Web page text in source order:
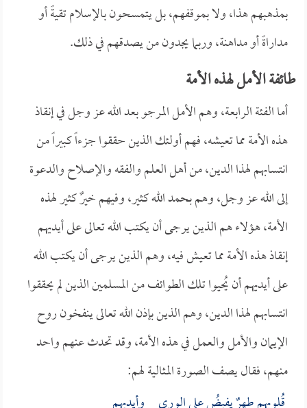
بمذهبهم هذا، ولا بموقفهم، بل يتمسحون بالإسلام تقيةً أو
مداراةً أو مداهنة، وربما يجدون من يصدقهم في ذلك.
طائفة الأمل لهذه الأمة
أما الفئة الرابعة، وهم الأمل المرجو بعد الله عز وجل في إنقاذ
هذه الأمة مما تعيشه، فهم أولئك الذين حققوا جزءاً كبيراً من
انتسابهم لهذا الدين، من أهل العلم والفقه والإصلاح والدعوة
إلى الله عز وجل، وهم بحمد الله كثير، وفيهم خيرٌ كثير لهذه
الأمة، هؤلاء هم الذين يرجى أن يكتب الله تعالى على أيديهم
إنقاذ هذه الأمة مما تعيش فيه، وهم الذين يرجى أن يكتب الله
على أيديهم أن يُحيوا تلك الطوائف من المسلمين الذين لم يحققوا
انتسابهم لهذا الدين، وهم الذين بإذن الله تعالى ينفخون روح
الإيمان والأمل والعمل في هذه الأمة، وقد تحدث عنهم واحد
منهم، فقال يصف الصورة المثالية لهم: